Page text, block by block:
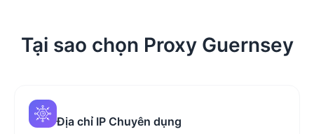
Tại sao chọn Proxy Guernsey
Địa chỉ IP Chuyên dụng